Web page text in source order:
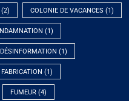
COLONIE DE VACANCES (1)
(1)
DÉSINFORMATION (1)
FABRICATION (1)
FUMEUR(4)